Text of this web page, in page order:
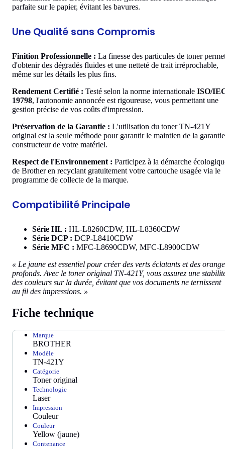
parfaite sur le papier, évitant les bavures.
Une Qualité sans Compromis
Finition Professionnelle : La finesse des particules de toner
d'obtenir des dégradés fluides et une netteté de trait irréprochable,
même sur les détails les plus fins.
Rendement Certifié : Testé selon la norme internationale ISO/
19798, l'autonomie annoncée est rigoureuse, vous permettant une
gestion précise de vos coûts d'impression.
Préservation de la Garantie : L'utilisation du toner TN-421Y
original est la seule méthode pour garantir le maintien de la garantie
constructeur de votre matériel.
Respect de l'Environnement : Participez à la démarche
de Brother en recyclant gratuitement votre cartouche usagée via le
programme de collecte de la marque.
Compatibilité Principale
Série HL : HL-L8260CDW, HL-L8360CDW
Série DCP : DCP-L8410CDW
Série MFC : MFC-L8690CDW, MFC-L8900CDW
« Le jaune est essentiel pour créer des verts éclatants et des
profonds. Avec le toner original TN-421Y, vous assurez une
des couleurs sur la durée, évitant que vos documents ne ternissent
au fil des impressions. »
Fiche technique
Marque
BROTHER
Modèle
TN-421Y
Catégorie
Toner original
Technologie
Laser
Impression
Couleur
Couleur
Yellow (jaune)
Contenance